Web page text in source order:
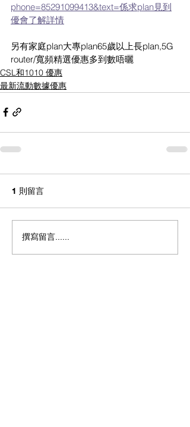
phone=85291099413&text=係求plan見到
優會了解詳情
另有家庭plan大專plan65歲以上長plan,5G
router/寬頻精選優惠多到數‮曬唔
CSL和1010 優惠
最新流動數據優惠
1 則留言
撰寫留言......